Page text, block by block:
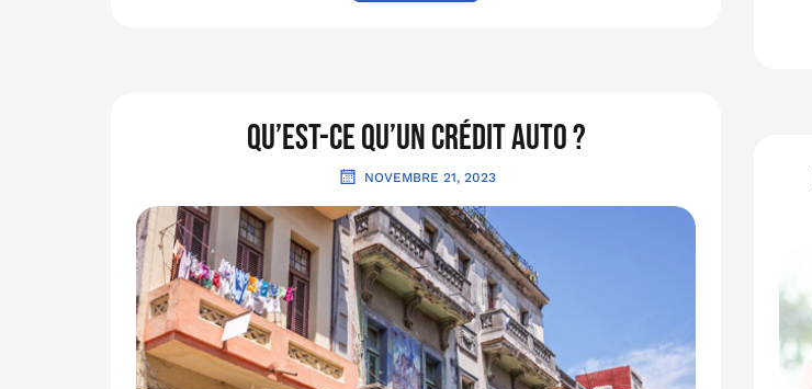
Qu’est-ce qu’un crédit auto ?
NOVEMBRE 21, 2023